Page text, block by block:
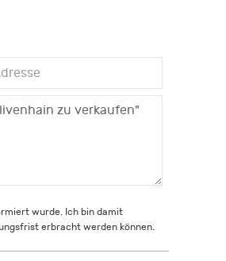
wurde. Ich bin damit
erbracht werden können.